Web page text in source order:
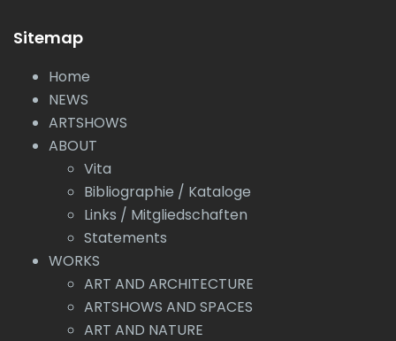
Sitemap
Home
NEWS
ARTSHOWS
ABOUT
Vita
Bibliographie / Kataloge
Links / Mitgliedschaften
Statements
WORKS
ART AND ARCHITECTURE
ARTSHOWS AND SPACES
ART AND NATURE